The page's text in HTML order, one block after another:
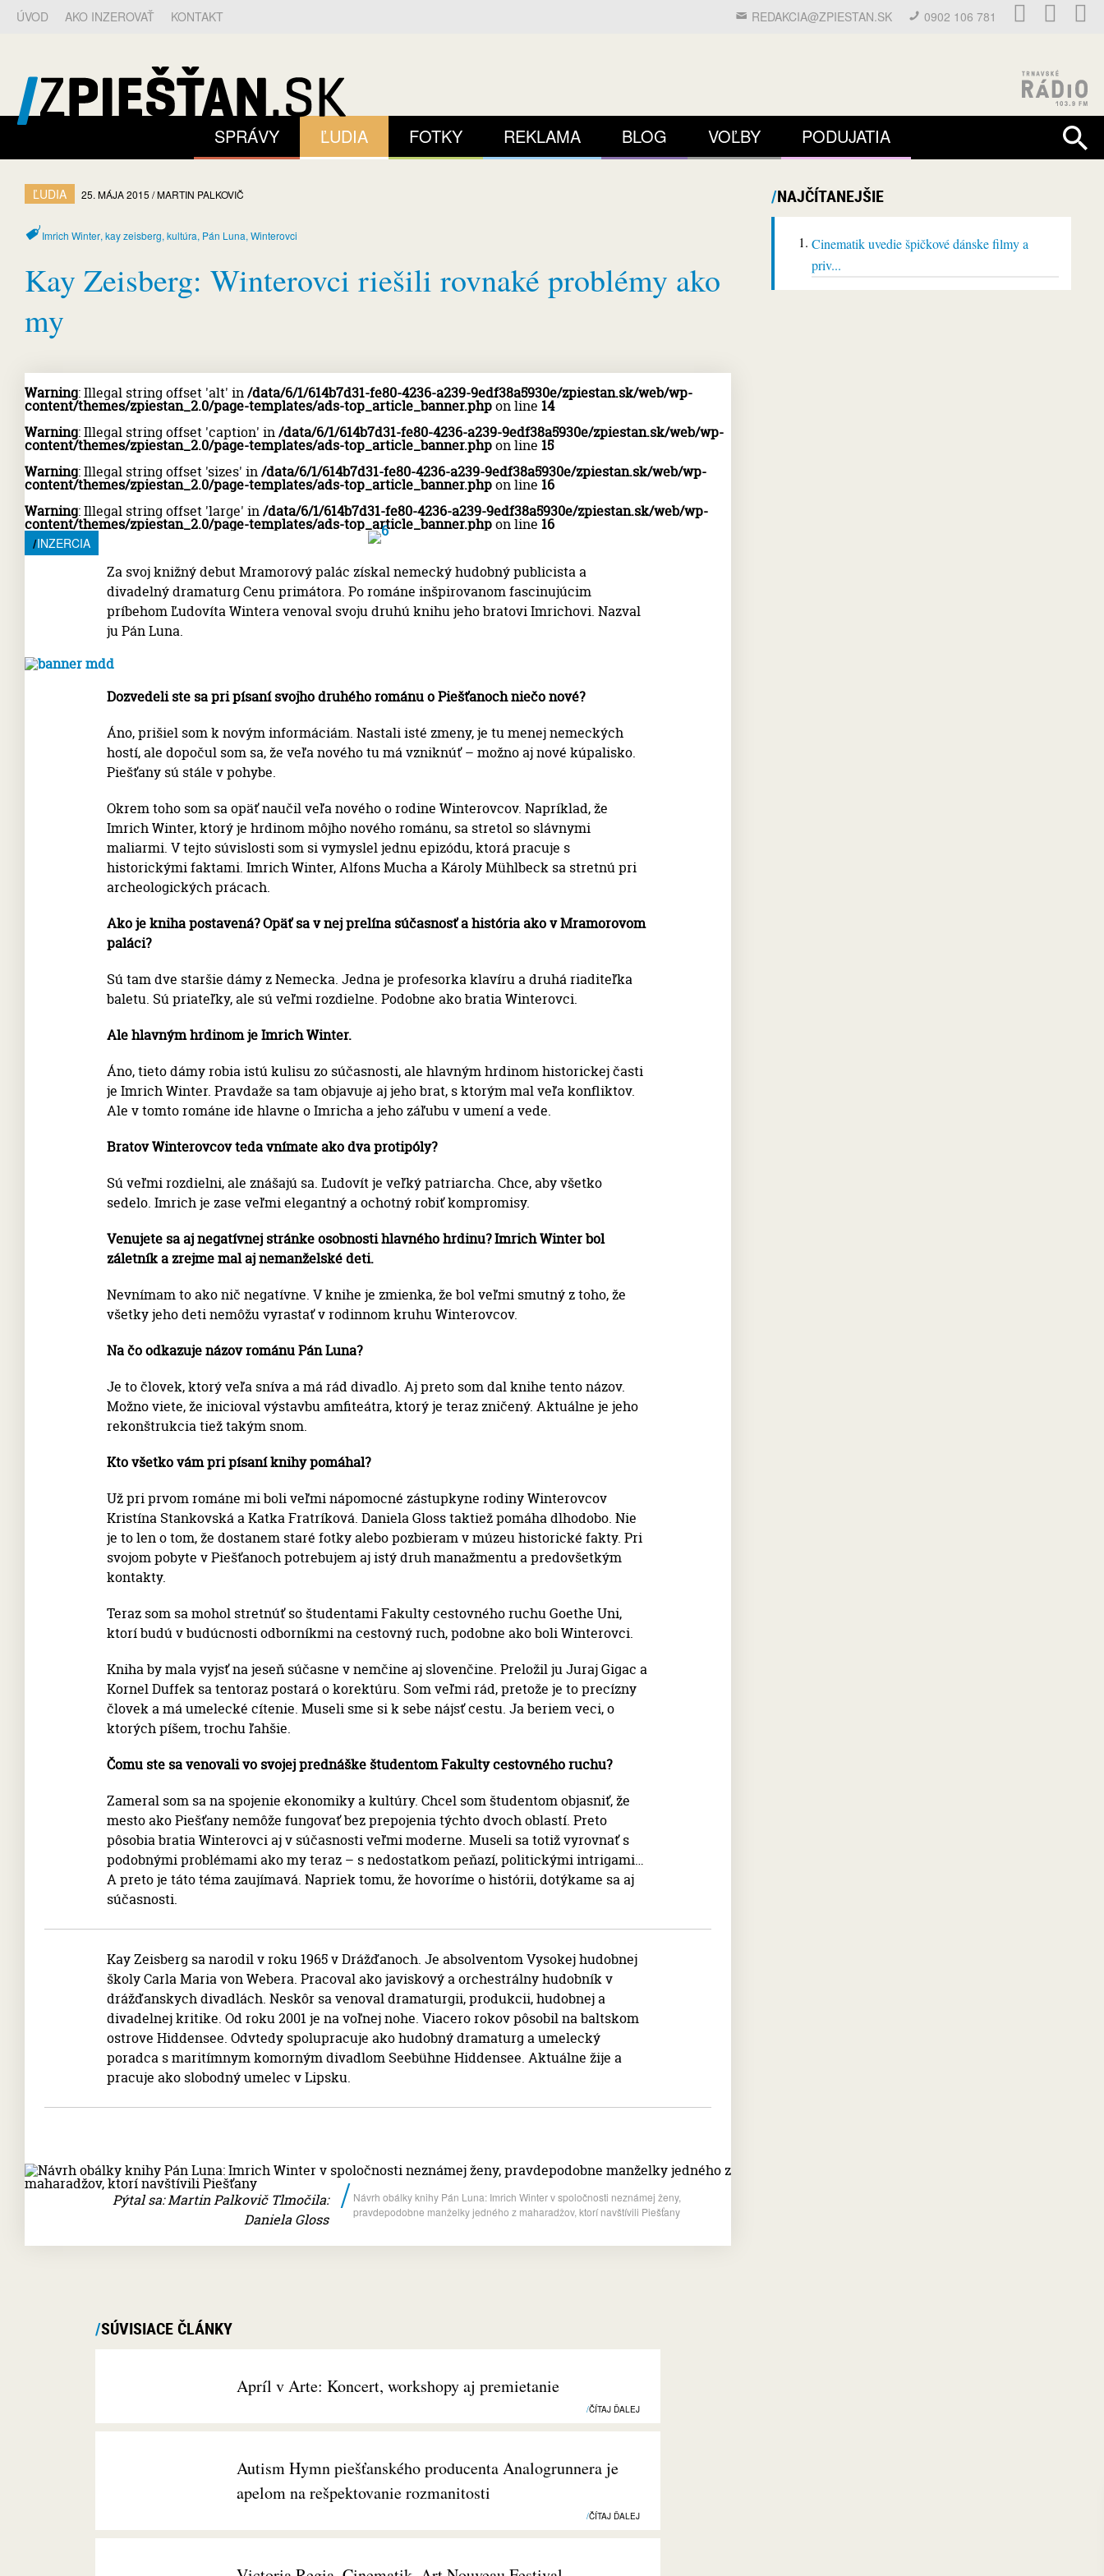
ÚVOD AKO INZEROVAŤ KONTAKT REDAKCIA@ZPIESTAN.SK 0902 106 781
SPRÁVY ĽUDIA FOTKY REKLAMA BLOG VOĽBY PODUJATIA
ĽUDIA 25. MÁJA 2015 MARTIN PALKOVIČ
Imrich Winter, kay zeisberg, kultúra, Pán Luna, Winterovci
Kay Zeisberg: Winterovci riešili rovnaké problémy ako
my
Warning: Illegal string offset 'alt' in/data/6/1/614b7d31-fe80-4236-a239-9edf38a5930e/zpiestan.sk/web/wp-
content/themes/zpiestan_2.0/page-templates/ads-top_article_banner.phpon line 14
Warning: Illegal string offset 'caption' in/data/6/1/614b7d31-fe80-4236-a239-9edf38a5930e/zpiestan.sk/web/wp-
content/themes/zpiestan_2.0/page-templates/ads-top_article_banner.phpon line 15
Warning: Illegal string offset 'sizes' in/data/6/1/614b7d31-fe80-4236-a239-9edf38a5930e/zpiestan.sk/web/wp-
content/themes/zpiestan_2.0/page-templates/ads-top_article_banner.phpon line 16
Warning: Illegal string offset 'large' in/data/6/1/614b7d31-fe80-4236-a239-9edf38a5930e/zpiestan.sk/web/wp-
content/themes/zpiestan_2.0/page-templates/ads-top_article_banner.phpon line 16
INZERCIA
Za svoj knižný debut Mramorový palác získal nemecký hudobný publicista a
divadelný dramaturg Cenu primátora. Po románe inšpirovanom fascinujúcim
príbehom Ľudovíta Wintera venoval svoju druhú knihu jeho bratovi Imrichovi. Nazval
ju Pán Luna.
Dozvedeli ste sa pri písaní svojho druhého románu o Piešťanoch niečo nové?
Áno, prišiel som k novým informáciám. Nastali isté zmeny, je tu menej nemeckých
hostí, ale dopočul som sa, že veľa nového tu má vzniknúť – možno aj nové kúpalisko.
Piešťany sú stále v pohybe.
Okrem toho som sa opäť naučil veľa nového o rodine Winterovcov. Napríklad, že
Imrich Winter, ktorý je hrdinom môjho nového románu, sa stretol so slávnymi
maliarmi. V tejto súvislosti som si vymyslel jednu epizódu, ktorá pracuje s
historickými faktami. Imrich Winter, Alfons Mucha a Károly Mühlbeck sa stretnú pri
archeologických prácach.
Ako je kniha postavená? Opäť sa v nej prelína súčasnosť a história ako v Mramorovom
paláci?
Sú tam dve staršie dámy z Nemecka. Jedna je profesorka klavíru a druhá riaditeľka
baletu. Sú priateľky, ale sú veľmi rozdielne. Podobne ako bratia Winterovci.
Ale hlavným hrdinom je Imrich Winter.
Áno, tieto dámy robia istú kulisu zo súčasnosti, ale hlavným hrdinom historickej časti
je Imrich Winter. Pravdaže sa tam objavuje aj jeho brat, s ktorým mal veľa konfliktov.
Ale v tomto románe ide hlavne o Imricha a jeho záľubu v umení a vede.
Bratov Winterovcov teda vnímate ako dva protipóly?
Sú veľmi rozdielni, ale znášajú sa. Ľudovít je veľký patriarcha. Chce, aby všetko
sedelo. Imrich je zase veľmi elegantný a ochotný robiť kompromisy.
Venujete sa aj negatívnej stránke osobnosti hlavného hrdinu? Imrich Winter bol
záletník a zrejme mal aj nemanželské deti.
Nevnímam to ako nič negatívne. V knihe je zmienka, že bol veľmi smutný z toho, že
všetky jeho deti nemôžu vyrastať v rodinnom kruhu Winterovcov.
Na čo odkazuje názov románu Pán Luna?
Je to človek, ktorý veľa sníva a má rád divadlo. Aj preto som dal knihe tento názov.
Možno viete, že inicioval výstavbu amfiteátra, ktorý je teraz zničený. Aktuálne je jeho
rekonštrukcia tiež takým snom.
Kto všetko vám pri písaní knihy pomáhal?
Už pri prvom románe mi boli veľmi nápomocné zástupkyne rodiny Winterovcov
Kristína Stankovská a Katka Fratríková. Daniela Gloss taktiež pomáha dlhodobo. Nie
je to len o tom, že dostanem staré fotky alebo pozbieram v múzeu historické fakty. Pri
svojom pobyte v Piešťanoch potrebujem aj istý druh manažmentu a predovšetkým
kontakty.
Teraz som sa mohol stretnúť so študentami Fakulty cestovného ruchu Goethe Uni,
ktorí budú v budúcnosti odborníkmi na cestovný ruch, podobne ako boli Winterovci.
Kniha by mala vyjsť na jeseň súčasne v nemčine aj slovenčine. Preložil ju Juraj Gigac a
Kornel Duffek sa tentoraz postará o korektúru. Som veľmi rád, pretože je to precízny
človek a má umelecké cítenie. Museli sme si k sebe nájsť cestu. Ja beriem veci, o
ktorých píšem, trochu ľahšie.
Čomu ste sa venovali vo svojej prednáške študentom Fakulty cestovného ruchu?
Zameral som sa na spojenie ekonomiky a kultúry. Chcel som študentom objasniť, že
mesto ako Piešťany nemôže fungovať bez prepojenia týchto dvoch oblastí. Preto
pôsobia bratia Winterovci aj v súčasnosti veľmi moderne. Museli sa totiž vyrovnať s
podobnými problémami ako my teraz – s nedostatkom peňazí, politickými intrigami…
A preto je táto téma zaujímavá. Napriek tomu, že hovoríme o histórii, dotýkame sa aj
súčasnosti.
Kay Zeisberg sa narodil v roku 1965 v Drážďanoch. Je absolventom Vysokej hudobnej
školy Carla Maria von Webera. Pracoval ako javiskový a orchestrálny hudobník v
drážďanskych divadlách. Neskôr sa venoval dramaturgii, produkcii, hudobnej a
divadelnej kritike. Od roku 2001 je na voľnej nohe. Viacero rokov pôsobil na baltskom
ostrove Hiddensee. Odvtedy spolupracuje ako hudobný dramaturg a umelecký
poradca s maritímnym komorným divadlom Seebühne Hiddensee. Aktuálne žije a
pracuje ako slobodný umelec v Lipsku.
Návrh obálky knihy Pán Luna: Imrich Winter v spoločnosti neznámej ženy,
pravdepodobne manželky jedného z maharadžov, ktorí navštívili Piešťany
Pýtal sa: Martin Palkovič Tlmočila:
Daniela Gloss
SÚVISIACE ČLÁNKY
Apríl v Arte: Koncert, workshopy aj premietanie
ČÍTAJ ĎALEJ
Autism Hymn piešťanského producenta Analogrunnera je
apelom na rešpektovanie rozmanitosti
ČÍTAJ ĎALEJ
NAJČÍTANEJŠIE
Cinematik uvedie špičkové dánske filmy a
priv...